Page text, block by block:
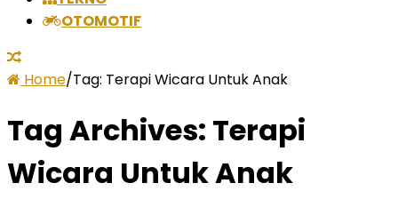
OTOMOTIF
Home/Tag: Terapi Wicara Untuk Anak
Tag Archives: Terapi
Wicara Untuk Anak